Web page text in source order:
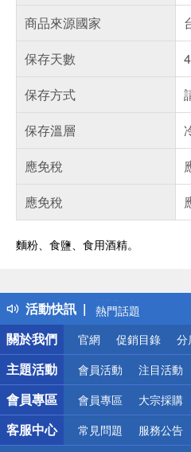
商品來源國家
保存天數
保存方式
保存溫層
應免稅
應免稅
麵粉、食鹽、食用酒精。
活動快訊
得獎公告
熱門話題
銀行優惠
偏遠地區配送
詐騙網頁！請小心
關於我們
官網 促銷目錄 分
主題活動 會員活動 注目活動
會員專區 會員專區 大宗採購
客服中心 常見問題 服務公告